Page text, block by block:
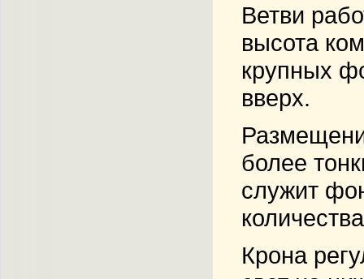
Ветви
высота
крупных
вверх.
более
служит
Крона